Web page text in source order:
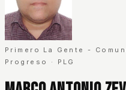
Primero La Gente -
Progreso
· PLG